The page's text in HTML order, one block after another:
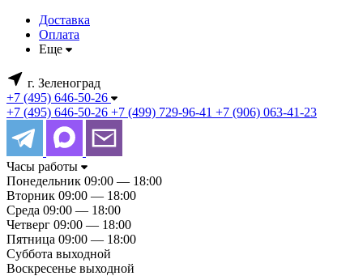
Доставка
Оплата
Еще
г. Зеленоград
+7 (495) 646-50-26
+7 (495) 646-50-26 +7 (499) 729-96-41 +7 (906) 063-41-23
Часы работы
Понедельник 09:00 — 18:00
Вторник 09:00 — 18:00
Среда 09:00 — 18:00
Четверг 09:00 — 18:00
Пятница 09:00 — 18:00
Суббота выходной
Воскресенье выходной